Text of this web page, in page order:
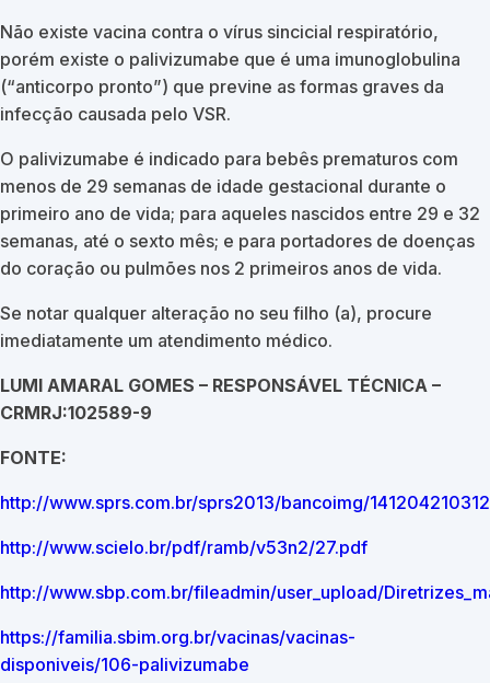
Não existe vacina contra o vírus sincicial respiratório,
porém existe o palivizumabe que é uma imunoglobulina
(“anticorpo pronto”) que previne as formas graves da
infecção causada pelo VSR.
O palivizumabe é indicado para bebês prematuros com
menos de 29 semanas de idade gestacional durante o
primeiro ano de vida; para aqueles nascidos entre 29 e 32
semanas, até o sexto mês; e para portadores de doenças
do coração ou pulmões nos 2 primeiros anos de vida.
Se notar qualquer alteração no seu filho (a), procure
imediatamente um atendimento médico.
LUMI AMARAL GOMES – RESPONSÁVEL TÉCNICA –
CRMRJ:102589-9
FONTE:
http://www.sprs.com.br/sprs2013/bancoimg/
http://www.scielo.br/pdf/ramb/v53n2/27.pdf
http://www.sbp.com.br/fileadmin/user_upload/
https://familia.sbim.org.br/vacinas/vacinas-
disponiveis/106-palivizumabe